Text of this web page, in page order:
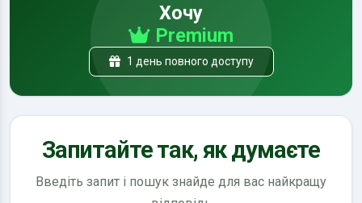
Хочу
Premium
1 день повного доступу
Запитайте так, як думаєте
Введіть запит і пошук знайде для вас найкращу